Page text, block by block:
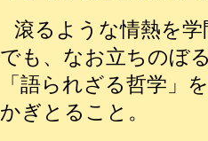
滾るような情熱を
でも、なお立ちのぼ
「語られざる哲学」
かぎとること。